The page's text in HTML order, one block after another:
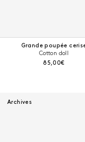
Grande poupée
Cotton doll
Prix courant :
85,00€
Archives